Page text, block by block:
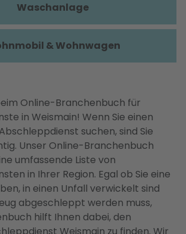
Online-Branchenbuch für
in Weismain! Wenn Sie einen
suchen, sind Sie
Unser Online-Branchenbuch
umfassende Liste von
in Ihrer Region. Egal ob Sie eine
in einen Unfall verwickelt sind
abgeschleppt werden muss,
hilft Ihnen dabei, den
Waschanlage
& Wohnwagen